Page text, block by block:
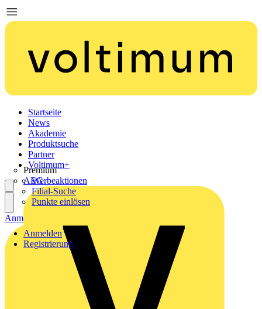
Startseite
News
Akademie
Produktsuche
Partner
Premium
AEG
Voltimum+
Werbeaktionen
Filial-Suche
Punkte einlösen
Anmelden
Registrierung
Anmelden